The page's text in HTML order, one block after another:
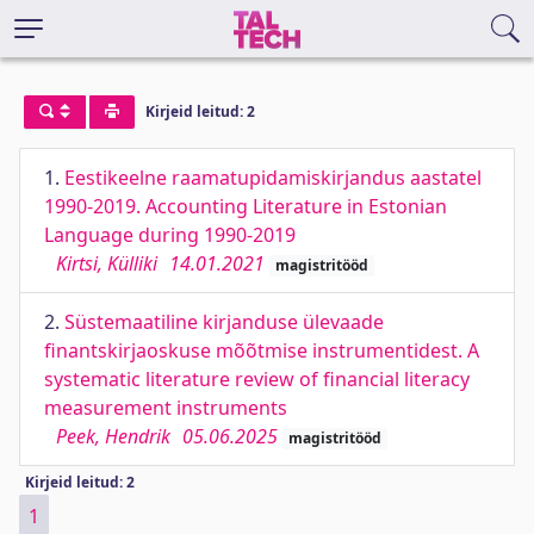
Kirjeid leitud: 2
1. Eestikeelne raamatupidamiskirjandus aastatel
1990-2019. Accounting Literature in Estonian
Language during 1990-2019
Kirtsi, Külliki 14.01.2021 magistritööd
2. Süstemaatiline kirjanduse ülevaade
finantskirjaoskuse mõõtmise instrumentidest. A
systematic literature review of financial literacy
measurement instruments
Peek, Hendrik 05.06.2025 magistritööd
Kirjeid leitud: 2
1